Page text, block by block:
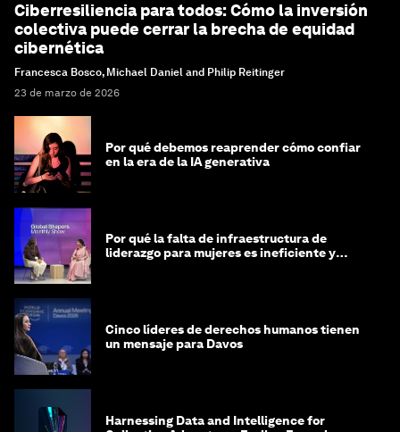
Ciberresiliencia para todos: Cómo la inversión
colectiva puede cerrar la brecha de equidad
cibernética
Francesca Bosco, Michael Daniel and Philip Reitinger
23 de marzo de 2026
Por qué debemos reaprender cómo confiar
en la era de la IA generativa
Por qué la falta de infraestructura de
liderazgo para mujeres es ineficiente y
Cinco líderes de derechos humanos tienen
un mensaje para Davos
Harnessing Data and Intelligence for